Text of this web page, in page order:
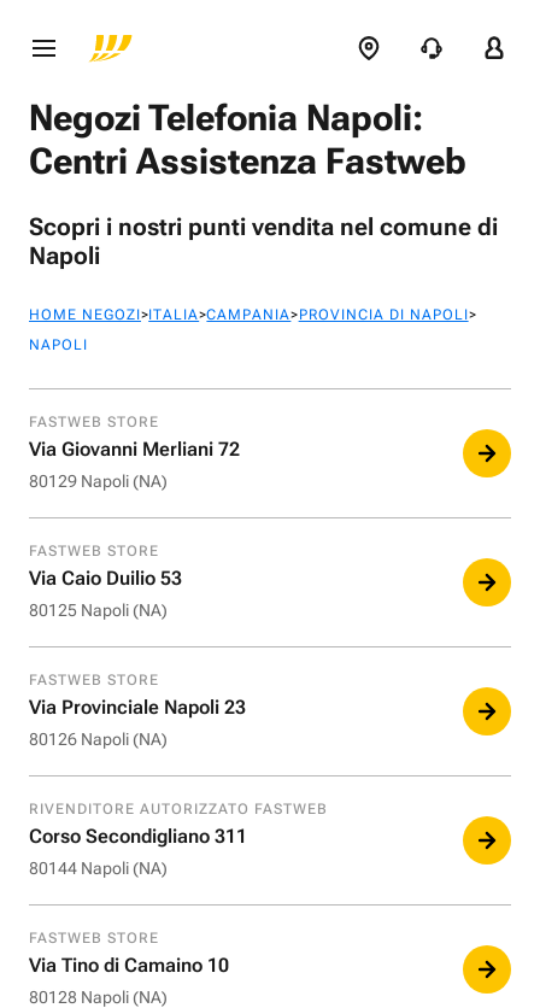
Negozi Telefonia Napoli:
Centri Assistenza Fastweb
Scopri i nostri punti vendita nel comune di
Napoli
HOME NEGOZI>ITALIA>CAMPANIA>PROVINCIA DI NAPOLI>
NAPOLI
FASTWEB STORE
Via Giovanni Merliani 72
80129 Napoli (NA)
FASTWEB STORE
Via Caio Duilio 53
80125 Napoli (NA)
FASTWEB STORE
Via Provinciale Napoli 23
80126 Napoli (NA)
RIVENDITORE AUTORIZZATO FASTWEB
Corso Secondigliano 311
80144 Napoli (NA)
FASTWEB STORE
Via Tino di Camaino 10
80128 Napoli (NA)